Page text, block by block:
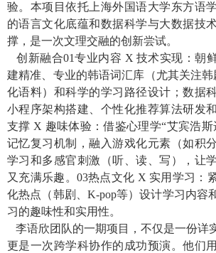
验。本项目依托上海外国语大学东方语
的语言文化底蕴和数据科学与大数据技
撑，是一次文理交融的创新尝试。
创新融合01专业内容 X技术实现：朝
建精准、专业的韩语词汇库（尤其关注韩
化语料）和科学的学习路径设计；数据
小程序架构搭建、个性化推荐算法研发
支撑 X 趣味体验：借鉴心理学“艾宾浩
记忆复习机制，融入游戏化元素（如积
学习和多感官刺激（听、读、写），让
又充满乐趣。 03热点文化 X 实用学习：
化热点（韩剧、 K-pop等）设计学习内容
习的趣味性和实用性。
李语欣团队的一期项目，不仅是一份详
更是一次跨学科协作的成功预演。他们